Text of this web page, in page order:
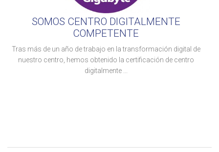
SOMOS CENTRO DIGITALMENTE
COMPETENTE
Tras más de un año de trabajo en la transformación digital de
nuestro centro, hemos obtenido la certificación de centro
digitalmente ...